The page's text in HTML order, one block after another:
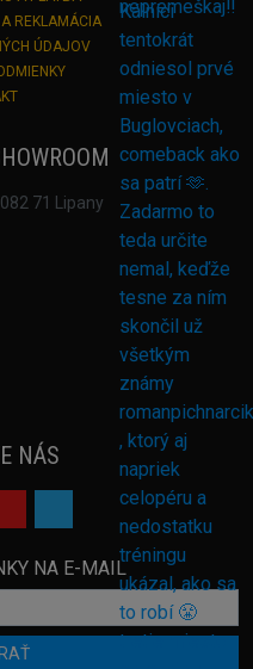
REKLAMÁCIA
ÚDAJOV
71 Lipany
NÁS
NA E-MAIL